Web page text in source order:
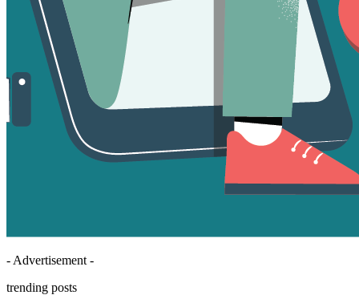
- Advertisement -
trending posts